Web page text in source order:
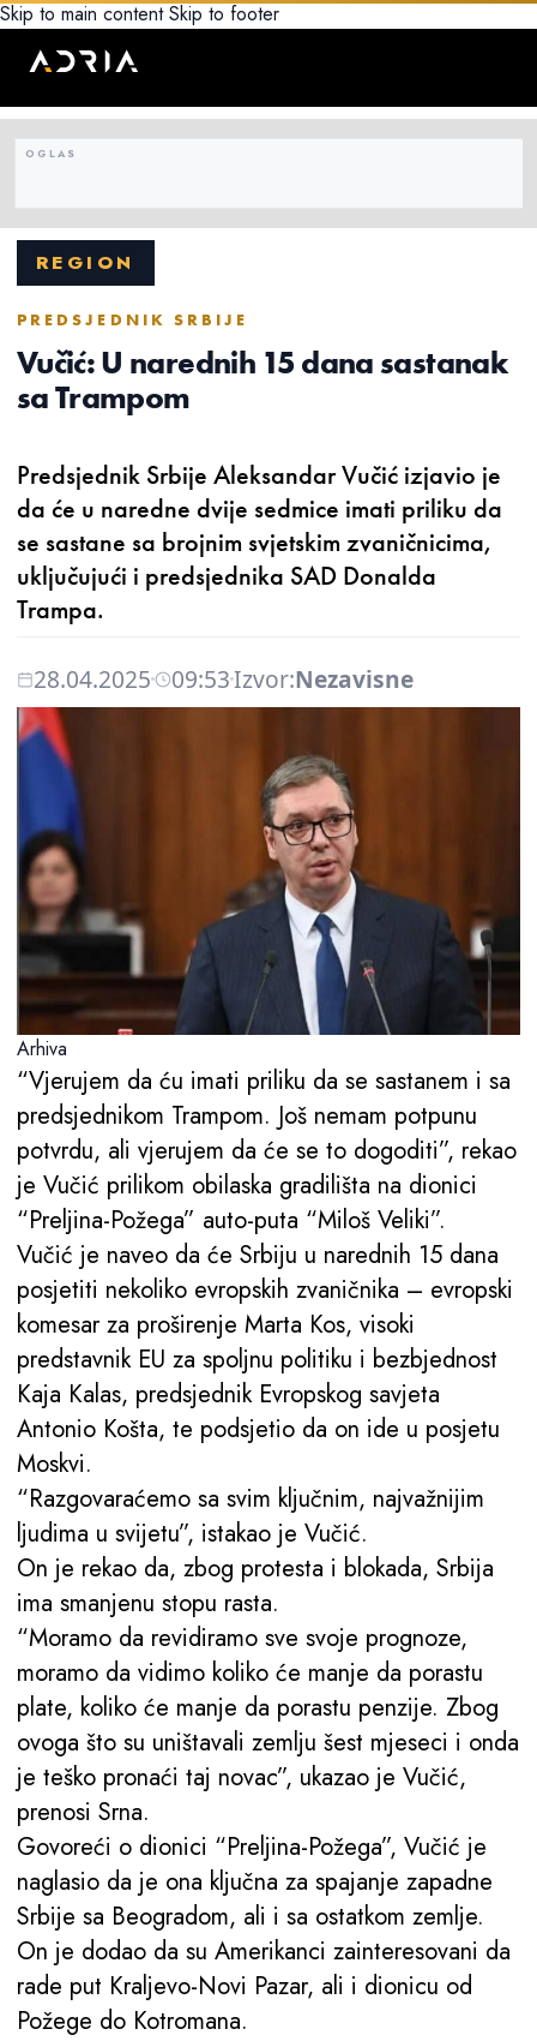
Skip to main content Skip to footer
REGION
PREDSJEDNIK SRBIJE
Vučić: U narednih 15 dana sastanak
sa Trampom
Predsjednik Srbije Aleksandar Vučić izjavio je
da će u naredne dvije sedmice imati priliku da
se sastane sa brojnim svjetskim zvaničnicima,
uključujući i predsjednika SAD Donalda
Trampa.
28.04.2025 09:53Izvor:Nezavisne
Arhiva
“Vjerujem da ću imati priliku da se sastanem i sa
predsjednikom Trampom. Još nemam potpunu
potvrdu, ali vjerujem da će se to dogoditi”, rekao
je Vučić prilikom obilaska gradilišta na dionici
“Preljina-Požega” auto-puta “Miloš Veliki”.
Vučić je naveo da će Srbiju u narednih 15 dana
posjetiti nekoliko evropskih zvaničnika – evropski
komesar za proširenje Marta Kos, visoki
predstavnik EU za spoljnu politiku i bezbjednost
Kaja Kalas, predsjednik Evropskog savjeta
Antonio Košta, te podsjetio da on ide u posjetu
Moskvi.
“Razgovaraćemo sa svim ključnim, najvažnijim
ljudima u svijetu”, istakao je Vučić.
On je rekao da, zbog protesta i blokada, Srbija
ima smanjenu stopu rasta.
“Moramo da revidiramo sve svoje prognoze,
moramo da vidimo koliko će manje da porastu
plate, koliko će manje da porastu penzije. Zbog
ovoga što su uništavali zemlju šest mjeseci i onda
je teško pronaći taj novac”, ukazao je Vučić,
prenosi Srna.
Govoreći o dionici “Preljina-Požega”, Vučić je
naglasio da je ona ključna za spajanje zapadne
Srbije sa Beogradom, ali i sa ostatkom zemlje.
On je dodao da su Amerikanci zainteresovani da
rade put Kraljevo-Novi Pazar, ali i dionicu od
Požege do Kotromana.